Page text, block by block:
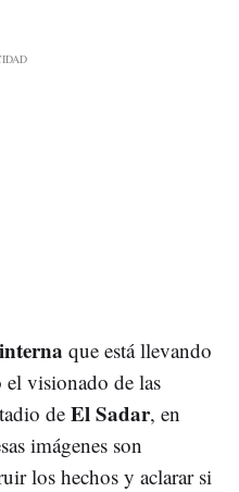
que está llevando
visionado de las
de El Sadar, en
imágenes son
los hechos y aclarar si